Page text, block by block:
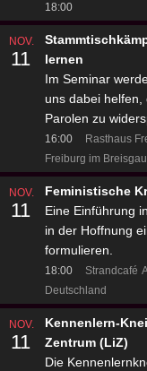
18:00
NOV.
11
lernen
Im Seminar
uns dabei
Parolen zu
16:00 Rasthaus
Freiburg im
NOV.
11
Feministische
Eine Einführung
in der Hoffnung
formulieren.
18:00 Strandcafé
Deutschland
NOV.
11
Kennenlern-
Zentrum (LiZ)
Die